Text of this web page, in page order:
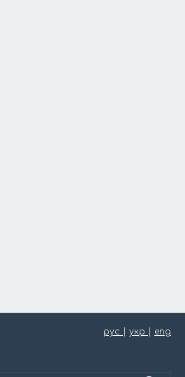
рус укр eng